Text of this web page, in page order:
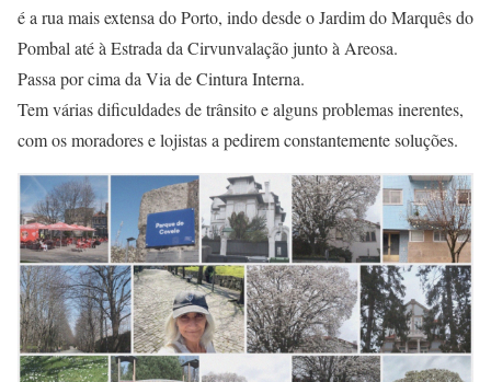
é a rua mais extensa do Porto, indo desde o Jardim do Marquês do
Pombal até à Estrada da Cirvunvalação junto à Areosa.
Passa por cima da Via de Cintura Interna.
Tem várias dificuldades de trânsito e alguns problemas inerentes,
com os moradores e lojistas a pedirem constantemente soluções.